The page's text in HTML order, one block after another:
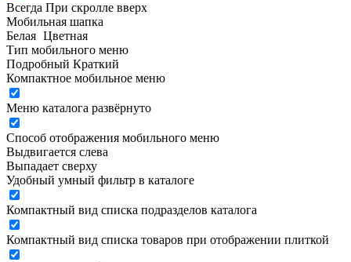
Всегда При скролле вверх
Мобильная шапка
Белая Цветная
Тип мобильного меню
Подробный Краткий
Компактное мобильное меню
Меню каталога развёрнуто
Способ отображения мобильного меню
Выдвигается слева
Выпадает сверху
Удобный умный фильтр в каталоге
Компактный вид списка подразделов каталога
Компактный вид списка товаров при отображении плиткой